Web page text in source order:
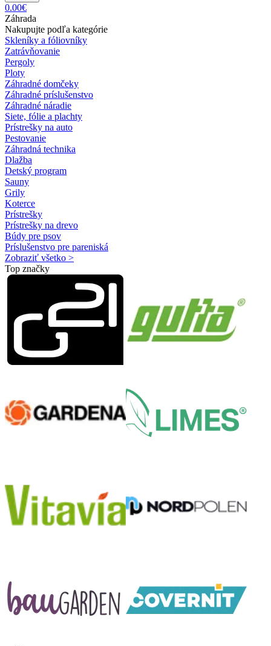
0.00€
Záhrada
Nakupujte podľa kategórie
Skleníky a fóliovníky
Zatrávňovanie
Pergoly
Ploty
Záhradné domčeky
Záhradné príslušenstvo
Záhradné náradie
Siete, fólie a plachty
Prístrešky na auto
Pestovanie
Záhradná technika
Dlažba
Detský program
Sauny
Grily
Koterce
Prístrešky
Prístrešky na drevo
Búdy pre psov
Príslušenstvo pre pareniská
Zobraziť všetko >
Top značky